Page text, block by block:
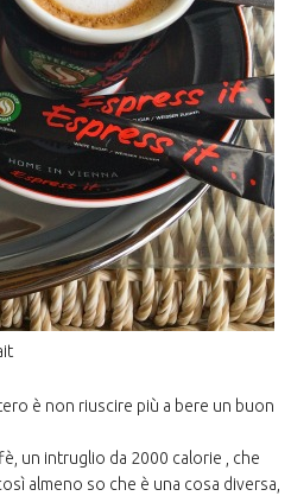
è non riuscire più a bere un buon
un intruglio da 2000 calorie , che
almeno so che è una cosa diversa,